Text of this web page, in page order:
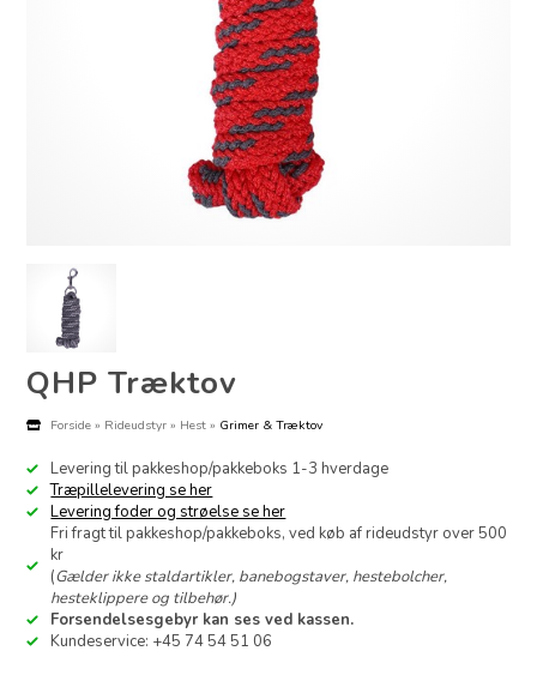
QHP Træktov
Forside » Rideudstyr » Hest » Grimer & Træktov
Levering til pakkeshop/pakkeboks 1-3 hverdage
Træpillelevering se her
Levering foder og strøelse se her
Fri fragt til pakkeshop/pakkeboks, ved køb af rideudstyr over 500
kr
(Gælder ikke staldartikler, banebogstaver, hestebolcher,
hesteklippere og tilbehør.)
Forsendelsesgebyr kan ses ved kassen.
Kundeservice: +45 74 54 51 06